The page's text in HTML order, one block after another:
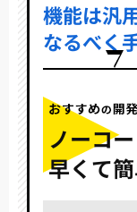
機能は汎
なるべく
ノーコ
早くて